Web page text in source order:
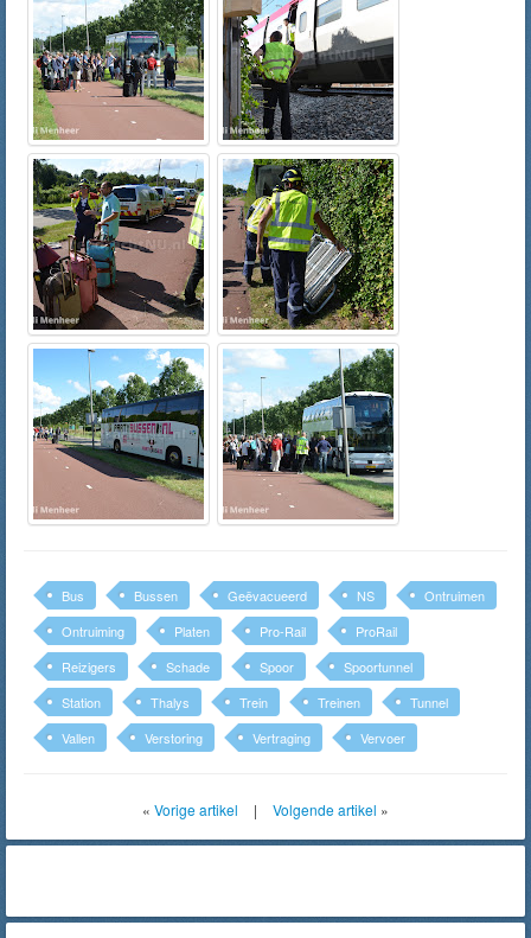
Bus Bussen Geëvacueerd NS
Ontruimen
Ontruiming
Platen Pro-Rail
ProRail
Reizigers
Schade Spoor
Spoortunnel
Station
Thalys Trein Treinen
Tunnel
Vallen
Verstoring Vertraging Vervoer
« Vorige artikel | Volgende artikel »